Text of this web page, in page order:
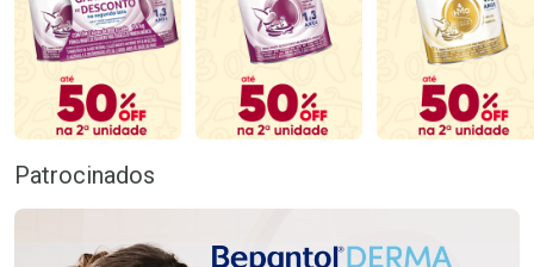
Patrocinados